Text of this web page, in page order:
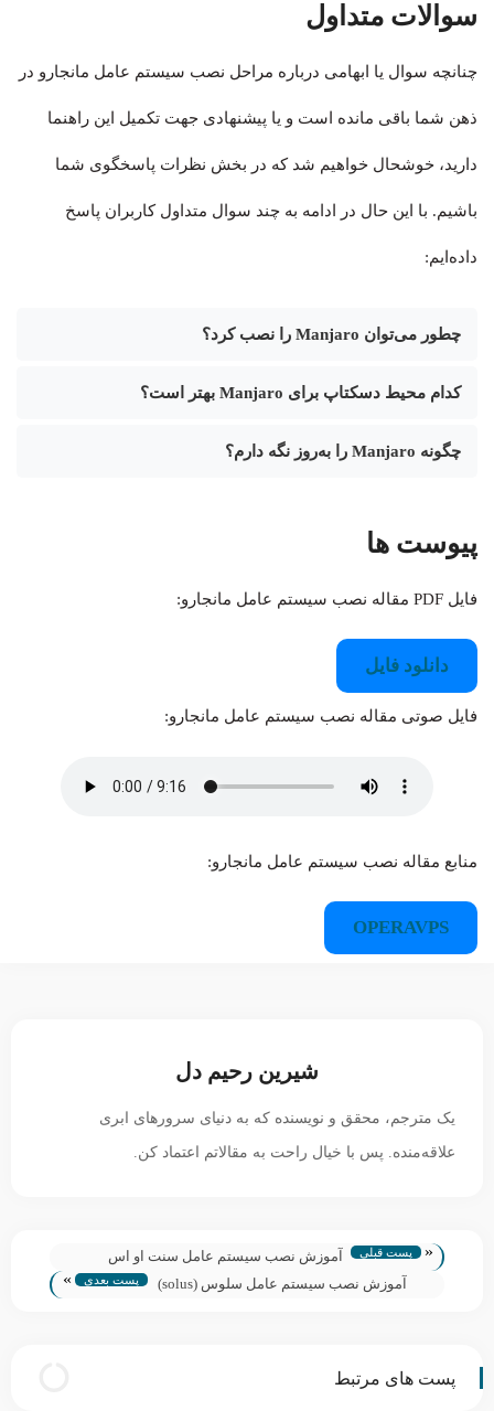
سوالات متداول
چنانچه سوال یا ابهامی درباره مراحل نصب سیستم عامل مانجارو در
ذهن شما باقی مانده است و یا پیشنهادی جهت تکمیل این راهنما
دارید، خوشحال خواهیم شد که در بخش نظرات پاسخگوی شما
باشیم. با این حال در ادامه به چند سوال متداول کاربران پاسخ
داده‌ایم:
چطور می‌توان Manjaro را نصب کرد؟
کدام محیط دسکتاپ برای Manjaro بهتر است؟
چگونه Manjaro را به‌روز نگه دارم؟
پیوست ها
فایل PDF مقاله نصب سیستم عامل مانجارو:
دانلود فایل
فایل صوتی مقاله نصب سیستم عامل مانجارو:
منابع مقاله نصب سیستم عامل مانجارو:
OPERAVPS
شیرین رحیم دل
یک مترجم، محقق و نویسنده که به دنیای سرورهای ابری
علاقه‌منده. پس با خیال راحت به مقالاتم اعتماد کن.
« پست قبلی
آموزش نصب سیستم عامل سنت او اس
آموزش نصب سیستم عامل سلوس (solus)
پست بعدی »
پست های مرتبط